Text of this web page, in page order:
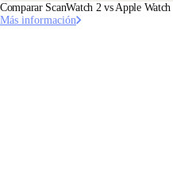
Comparar ScanWatch 2 vs Apple Watch
Más información